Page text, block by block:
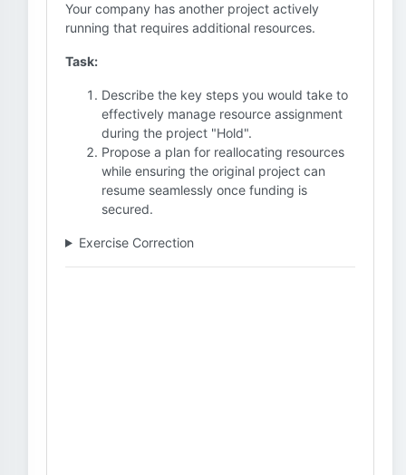
Your company has another project actively
running that requires additional resources.
Task:
Describe the key steps you would take to
effectively manage resource assignment
during the project "Hold".
Propose a plan for reallocating resources
while ensuring the original project can
resume seamlessly once funding is
secured.
Exercise Correction